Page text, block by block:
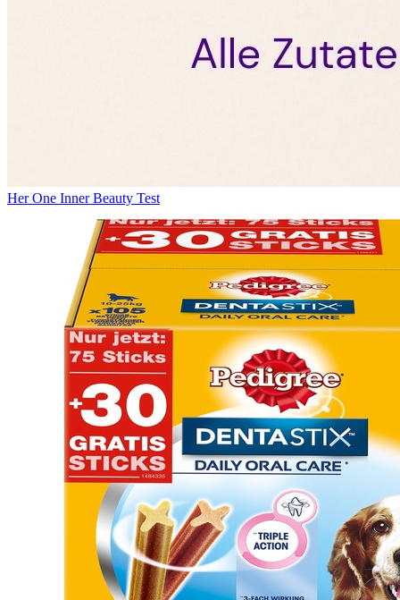
Her One Inner Beauty Test